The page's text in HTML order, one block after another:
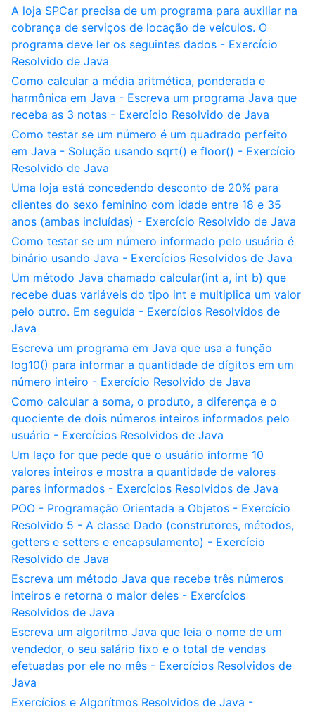
A loja SPCar precisa de um programa para auxiliar na
cobrança de serviços de locação de veículos. O
programa deve ler os seguintes dados - Exercício
Resolvido de Java
Como calcular a média aritmética, ponderada e
harmônica em Java - Escreva um programa Java que
receba as 3 notas - Exercício Resolvido de Java
Como testar se um número é um quadrado perfeito
em Java - Solução usando sqrt() e floor() - Exercício
Resolvido de Java
Uma loja está concedendo desconto de 20% para
clientes do sexo feminino com idade entre 18 e 35
anos (ambas incluídas) - Exercício Resolvido de Java
Como testar se um número informado pelo usuário é
binário usando Java - Exercícios Resolvidos de Java
Um método Java chamado calcular(int a, int b) que
recebe duas variáveis do tipo int e multiplica um valor
pelo outro. Em seguida - Exercícios Resolvidos de
Java
Escreva um programa em Java que usa a função
log10() para informar a quantidade de dígitos em um
número inteiro - Exercício Resolvido de Java
Como calcular a soma, o produto, a diferença e o
quociente de dois números inteiros informados pelo
usuário - Exercícios Resolvidos de Java
Um laço for que pede que o usuário informe 10
valores inteiros e mostra a quantidade de valores
pares informados - Exercícios Resolvidos de Java
POO - Programação Orientada a Objetos - Exercício
Resolvido 5 - A classe Dado (construtores, métodos,
getters e setters e encapsulamento) - Exercício
Resolvido de Java
Escreva um método Java que recebe três números
inteiros e retorna o maior deles - Exercícios
Resolvidos de Java
Escreva um algoritmo Java que leia o nome de um
vendedor, o seu salário fixo e o total de vendas
efetuadas por ele no mês - Exercícios Resolvidos de
Java
Exercícios e Algorítmos Resolvidos de Java -